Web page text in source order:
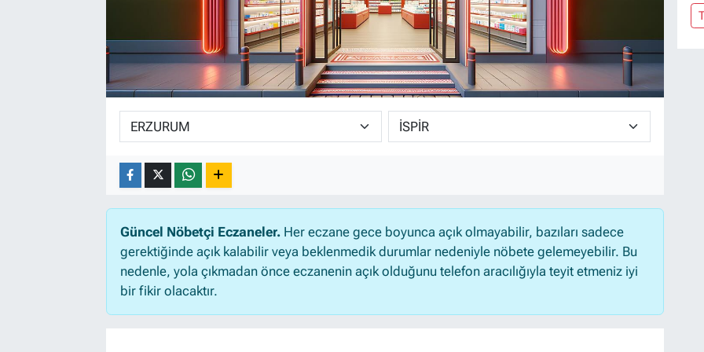
Güncel Nöbetçi Eczaneler.Her eczane gece boyunca açık olmayabilir, bazıları sadece
gerektiğinde açık kalabilir veya beklenmedik durumlar nedeniyle nöbete gelemeyebilir. Bu
nedenle, yola çıkmadan önce eczanenin açık olduğunu telefon aracılığıyla teyit etmeniz iyi
bir fikir olacaktır.